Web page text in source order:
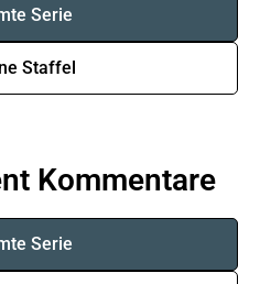
Serie
Staffel
Kommentare
Serie